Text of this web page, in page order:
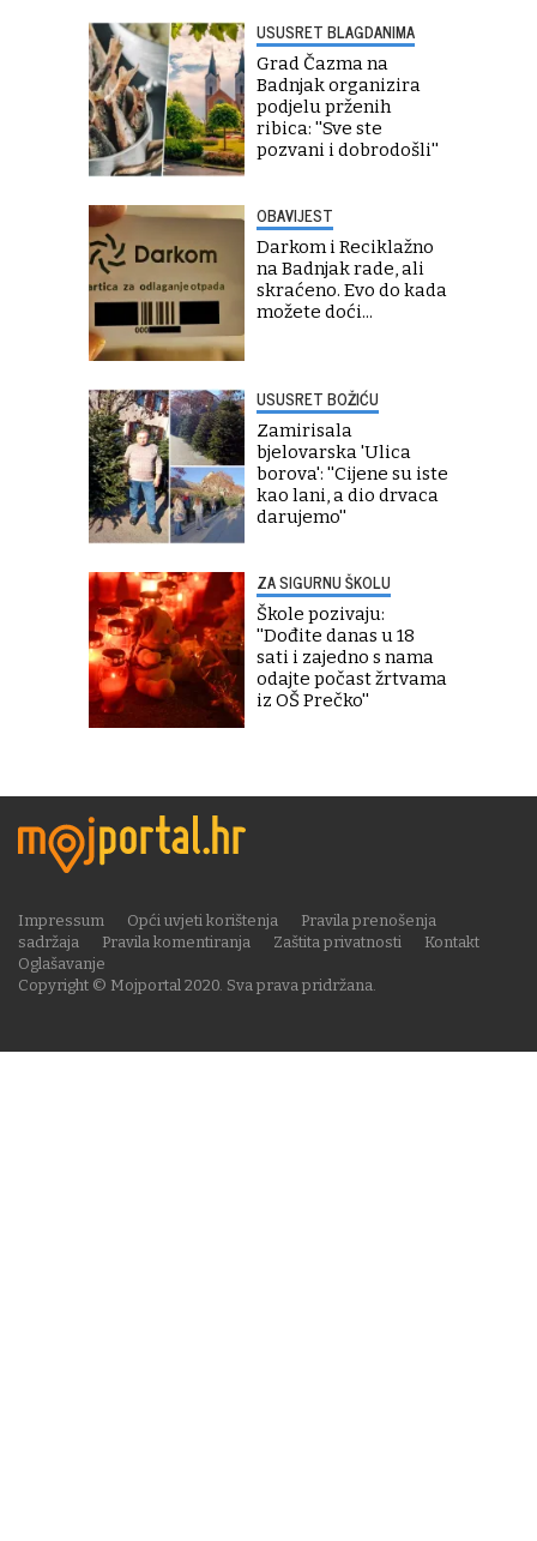
USUSRET BLAGDANIMA
Grad Čazma na
Badnjak organizira
podjelu prženih
ribica: ''Sve ste
pozvani i dobrodošli''
OBAVIJEST
Darkom i Reciklažno
na Badnjak rade, ali
skraćeno. Evo do kada
možete doći...
USUSRET BOŽIĆU
Zamirisala
bjelovarska 'Ulica
borova': ''Cijene su iste
kao lani, a dio drvaca
darujemo''
ZA SIGURNU ŠKOLU
Škole pozivaju:
''Dođite danas u 18
sati i zajedno s nama
odajte počast žrtvama
iz OŠ Prečko''
Copyright © Mojportal 2020. Sva prava pridržana.
Impressum Opći uvjeti korištenja
Pravila prenošenja
sadržaja
Pravila komentiranja Zaštita privatnosti
Kontakt
Oglašavanje